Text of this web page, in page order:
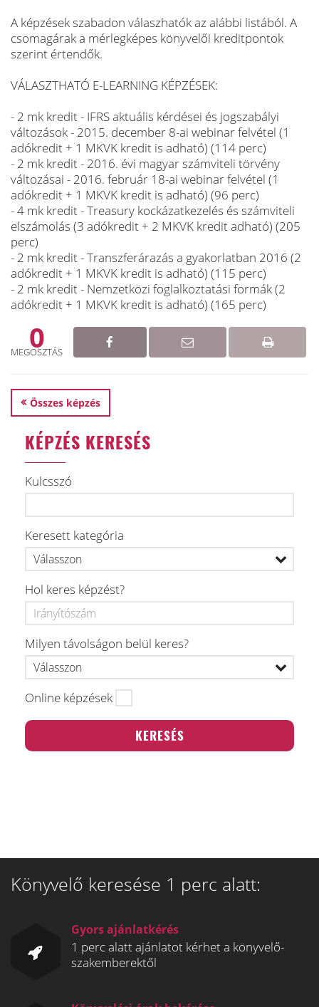
A képzések szabadon válaszhatók az alábbi listából. A
csomagárak a mérlegképes könyvelői kreditpontok
szerint értendők.
VÁLASZTHATÓ E-LEARNING KÉPZÉSEK:
- 2 mk kredit - IFRS aktuális kérdései és jogszabályi
változások - 2015. december 8-ai webinar felvétel (1
adókredit + 1 MKVK kredit is adható) (114 perc)
- 2 mk kredit - 2016. évi magyar számviteli törvény
változásai - 2016. február 18-ai webinar felvétel (1
adókredit + 1 MKVK kredit is adható) (96 perc)
- 4 mk kredit - Treasury kockázatkezelés és számviteli
elszámolás (3 adókredit + 2 MKVK kredit adható) (205
perc)
- 2 mk kredit - Transzferárazás a gyakorlatban 2016 (2
adókredit + 1 MKVK kredit is adható) (115 perc)
- 2 mk kredit - Nemzetközi foglalkoztatási formák (2
adókredit + 1 MKVK kredit is adható) (165 perc)
0
MEGOSZTÁS
Összes képzés
KÉPZÉS KERESÉS
Kulcsszó
Keresett kategória
Hol keres képzést?
Milyen távolságon belül keres?
Online képzések
Könyvelő keresése 1 perc alatt:
Gyors ajánlatkérés
1 perc alatt ajánlatot kérhet a könyvelő-
szakemberektől